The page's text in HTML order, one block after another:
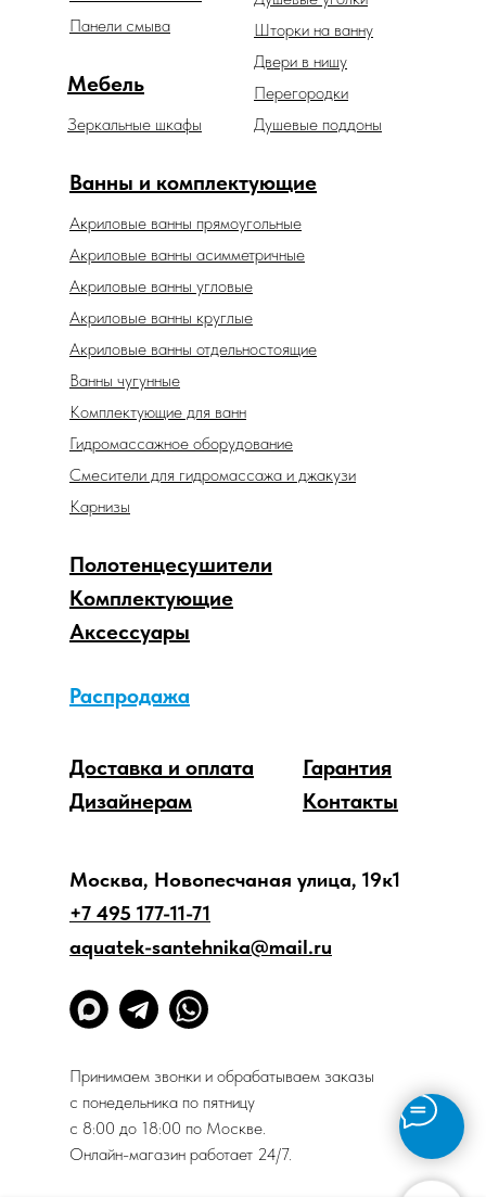
Ванны и комплектующие
Акриловые ванны прямоугольные
Зеркальные шкафы
Мебель
Шторки на ванну
Двери в нишу
Перегородки
Аксессуары
Распродажа
Комплектующие
Дизайнерам
Доставка и оплата
Гарантия
Контакты
Душевые поддоны
Акриловые ванны отдельностоящие
Акриловые ванны асимметричные
Акриловые ванны угловые
Акриловые ванны круглые
Ванны чугунные
Комплектующие для ванн
Гидромассажное оборудование
Смесители для гидромассажа и джакузи
Карнизы
Полотенцесушители
Панели смыва
Москва, Новопесчаная улица, 19к1
+7 495 177-11-71
aquatek-santehnika@mail.ru
Принимаем звонки и обрабатываем заказы
с понедельника по пятницу
с 8:00 до 18:00 по Москве.
Онлайн-магазин работает 24/7.